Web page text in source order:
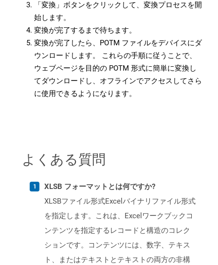
「変換」ボタンをクリックして、変換プロセスを開
始します。
変換が完了するまで待ちます。
変換が完了したら、POTM ファイルをデバイスにダ
ウンロードします。 これらの手順に従うことで、
ウェブページを目的の POTM 形式に簡単に変換し
てダウンロードし、オフラインでアクセスしてさら
に使用できるようになります。
よくある質問
XLSB フォーマットとは何ですか?
XLSBファイル形式Excelバイナリファイル形式
を指定します。これは、Excelワークブックコ
ンテンツを指定するレコードと構造のコレク
ションです。コンテンツには、数字、テキス
ト、またはテキストとテキストの両方の非構